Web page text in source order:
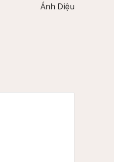
Ánh Diệu